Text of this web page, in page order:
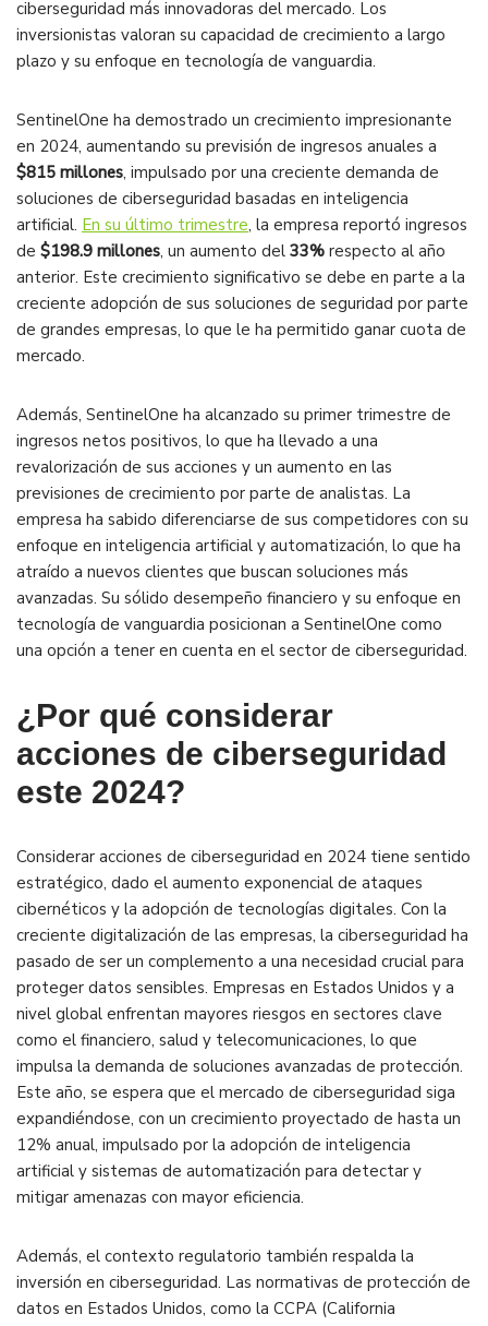
ciberseguridad más innovadoras del mercado. Los
inversionistas valoran su capacidad de crecimiento a largo
plazo y su enfoque en tecnología de vanguardia​.
SentinelOne ha demostrado un crecimiento impresionante
en 2024, aumentando su previsión de ingresos anuales a
$815 millones, impulsado por una creciente demanda de
soluciones de ciberseguridad basadas en inteligencia
artificial. En su último trimestre, la empresa reportó ingresos
de $198.9 millones, un aumento del 33% respecto al año
anterior. Este crecimiento significativo se debe en parte a la
creciente adopción de sus soluciones de seguridad por parte
de grandes empresas, lo que le ha permitido ganar cuota de
mercado​.
Además, SentinelOne ha alcanzado su primer trimestre de
ingresos netos positivos, lo que ha llevado a una
revalorización de sus acciones y un aumento en las
previsiones de crecimiento por parte de analistas. La
empresa ha sabido diferenciarse de sus competidores con su
enfoque en inteligencia artificial y automatización, lo que ha
atraído a nuevos clientes que buscan soluciones más
avanzadas. Su sólido desempeño financiero y su enfoque en
tecnología de vanguardia posicionan a SentinelOne como
una opción a tener en cuenta en el sector de ciberseguridad​.
¿Por qué considerar
acciones de ciberseguridad
este 2024?
Considerar acciones de ciberseguridad en 2024 tiene sentido
estratégico, dado el aumento exponencial de ataques
cibernéticos y la adopción de tecnologías digitales. Con la
creciente digitalización de las empresas, la ciberseguridad ha
pasado de ser un complemento a una necesidad crucial para
proteger datos sensibles. Empresas en Estados Unidos y a
nivel global enfrentan mayores riesgos en sectores clave
como el financiero, salud y telecomunicaciones, lo que
impulsa la demanda de soluciones avanzadas de protección.
Este año, se espera que el mercado de ciberseguridad siga
expandiéndose, con un crecimiento proyectado de hasta un
12% anual, impulsado por la adopción de inteligencia
artificial y sistemas de automatización para detectar y
mitigar amenazas con mayor eficiencia​.
Además, el contexto regulatorio también respalda la
inversión en ciberseguridad. Las normativas de protección de
datos en Estados Unidos, como la CCPA (California